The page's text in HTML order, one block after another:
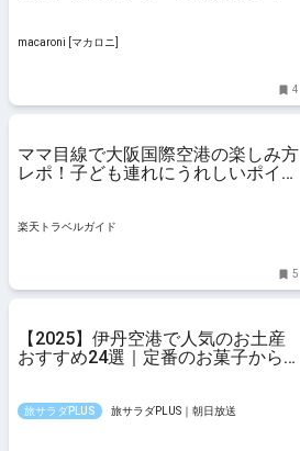
macaroni [マカロニ]
4
ママ目線で大阪国際空港の楽しみ方
レポ！子ども連れにうれしいポイン
楽天トラベルガイド
5
【2025】伊丹空港で人気のお土産
おすすめ24選｜定番のお菓子から
旅サラダPLUS 旅サラダPLUS｜朝日放送